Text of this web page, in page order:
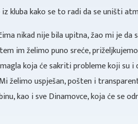
kluba kako se to radi da se uništi
nikad nije bila upitna, žao mi je
im želimo puno sreće,
koja će sakriti probleme koji su i
želimo uspješan, pošten i
kao i sve Dinamovce, koja će se